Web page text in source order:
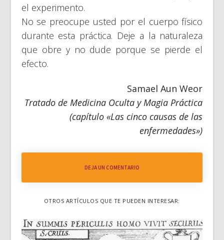
el experimento.
No se preocupe usted por el cuerpo físico
durante esta práctica. Deje a la naturaleza
que obre y no dude porque se pierde el
efecto.
Samael Aun Weor
Tratado de Medicina Oculta y Magia Práctica
(capítulo «Las cinco causas de las
enfermedades»)
DEJA UN COMENTARIO
OTROS ARTÍCULOS QUE TE PUEDEN INTERESAR: